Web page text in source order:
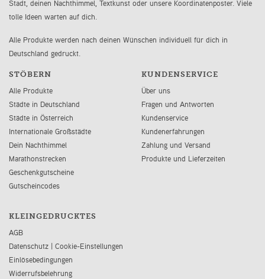
Stadt, deinen Nachthimmel, Textkunst oder unsere Koordinatenposter. Viele
tolle Ideen warten auf dich.
Alle Produkte werden nach deinen Wünschen individuell für dich in
Deutschland gedruckt.
STÖBERN
Alle Produkte
Städte in Deutschland
Städte in Österreich
Internationale Großstädte
Dein Nachthimmel
Marathonstrecken
Geschenkgutscheine
Gutscheincodes
KUNDENSERVICE
Über uns
Fragen und Antworten
Kundenservice
Kundenerfahrungen
Zahlung und Versand
Produkte und Lieferzeiten
KLEINGEDRUCKTES
AGB
Datenschutz | Cookie-Einstellungen
Einlösebedingungen
Widerrufsbelehrung